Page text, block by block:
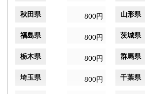
秋田県 800円 山形県
福島県 800円 茨城県
栃木県 800円 群馬県
埼玉県 800円 千葉県